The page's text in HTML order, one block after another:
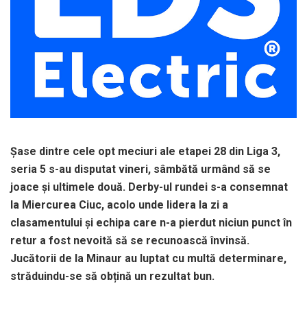
Șase dintre cele opt meciuri ale etapei 28 din Liga 3,
seria 5 s-au disputat vineri, sâmbătă urmând să se
joace și ultimele două. Derby-ul rundei s-a consemnat
la Miercurea Ciuc, acolo unde lidera la zi a
clasamentului și echipa care n-a pierdut niciun punct în
retur a fost nevoită să se recunoască învinsă.
Jucătorii de la Minaur au luptat cu multă determinare,
străduindu-se să obțină un rezultat bun.